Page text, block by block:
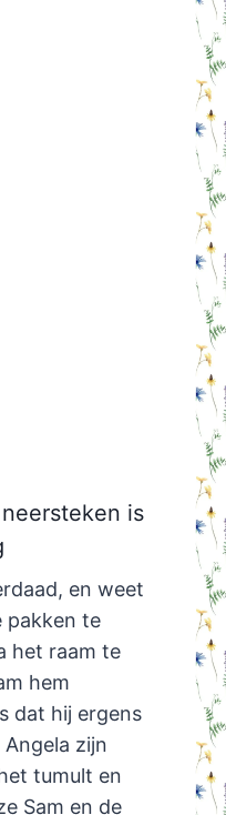
is
en weet
pakken te
het raam te
hem
dat hij ergens
zijn
tumult en
Sam en de